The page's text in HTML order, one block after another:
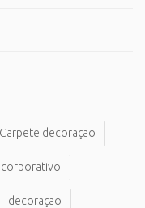
Carpete decoração
corporativo
decoração